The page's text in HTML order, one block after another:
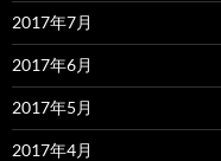
2017年7月
2017年6月
2017年5月
2017年4月